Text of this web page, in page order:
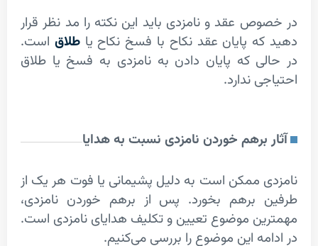
عقد و نامزدی باید این نکته را مد نظر قرار
پایان عقد نکاح با فسخ نکاح یاطلاق است.
که پایان دادن به نامزدی به فسخ یا طلاق
ندارد.
بر‌هم خوردن نامزدی نسبت به هدایا
ممکن است به دلیل پشیمانی یا فوت هر یک از
بر‌هم بخورد. پس از بر‌هم خوردن نامزدی،
موضوع تعیین و تکلیف هدایای نامزدی است.
این موضوع را بررسی می‌کنیم.